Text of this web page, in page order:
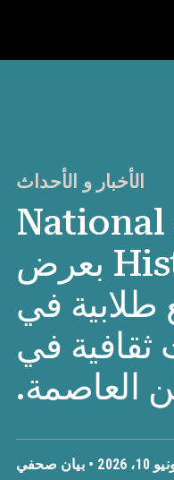
الأخبار و الأحداث
تحتفل مبادرة National
History Day بعرض
طلابية في
في
العاصمة.
10، 2026 • بيان صحفي